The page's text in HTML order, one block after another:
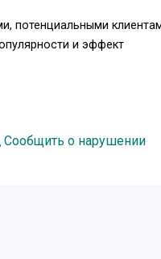
потенциальными
и эффект
Сообщить о нарушении